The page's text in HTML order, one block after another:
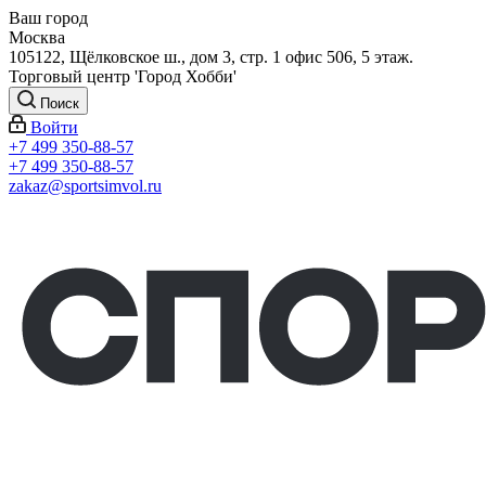
Ваш город
Москва
105122, Щёлковское ш., дом 3, стр. 1 офис 506, 5 этаж.
Торговый центр 'Город Хобби'
Поиск
Войти
+7 499 350-88-57
+7 499 350-88-57
zakaz@sportsimvol.ru